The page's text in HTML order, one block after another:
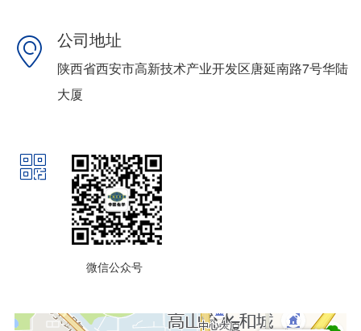
ꀷ 公司地址
陕西省西安市高新技术产业开发区唐延南路7号华陆
大厦
ꀥ
微信公众号